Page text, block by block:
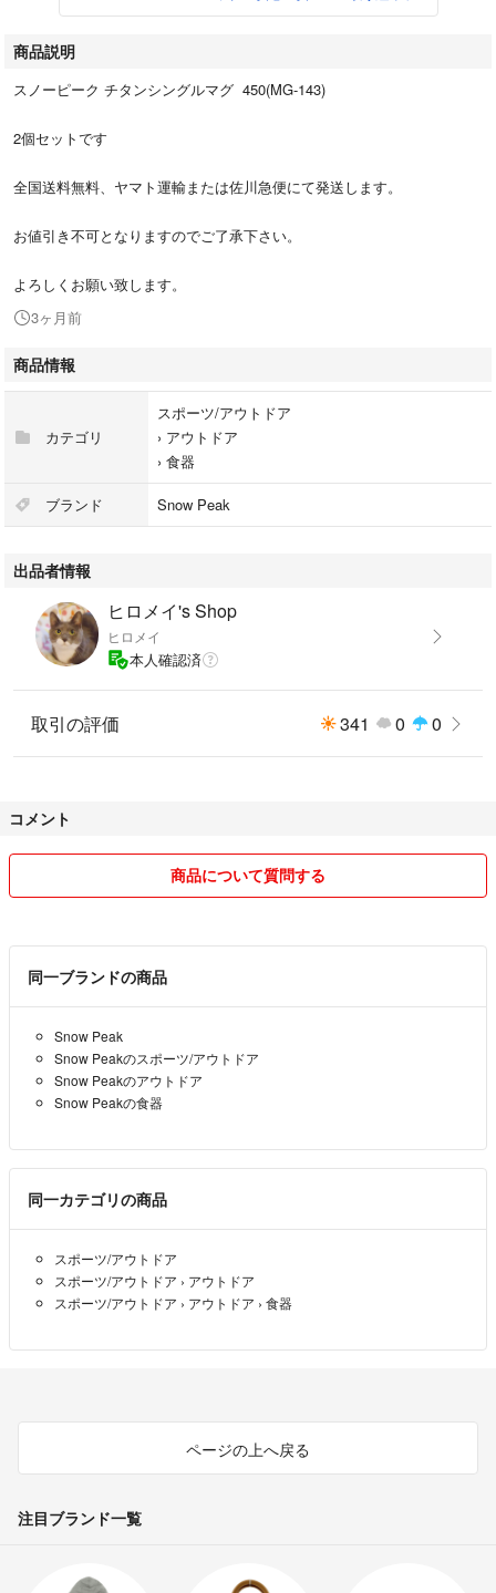
商品説明
スノーピーク チタンシングルマグ 450(MG-143)
2個セットです
全国送料無料、ヤマト運輸または佐川急便にて発送します。
お値引き不可となりますのでご了承下さい。
よろしくお願い致します。
3ヶ月前
商品情報
カテゴリ
スポーツ/アウトドア
› アウトドア
› 食器
ブランド Snow Peak
出品者情報
ヒロメイ's Shop
ヒロメイ
本人確認済
取引の評価 341 0 0
コメント
商品について質問する
同一ブランドの商品
Snow Peak
Snow Peakのスポーツ/アウトドア
Snow Peakのアウトドア
Snow Peakの食器
同一カテゴリの商品
スポーツ/アウトドア
スポーツ/アウトドア › アウトドア
スポーツ/アウトドア › アウトドア › 食器
ページの上へ戻る
注目ブランド一覧